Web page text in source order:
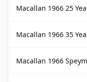
Macallan 1966 25
Macallan 1966 35 Year
Macallan 1966